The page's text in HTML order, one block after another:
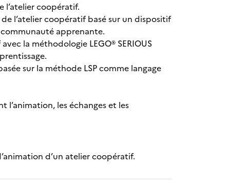
l’atelier coopératif.
l’atelier coopératif basé sur un dispositif
apprenante.
la méthodologie LEGO® SERIOUS
sur la méthode LSP comme langage
l’animation, les échanges et les
d’un atelier coopératif.